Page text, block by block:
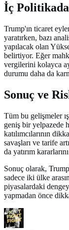
İç
Trump'ın ticaret
yaratırken, bazı
yapılacak olan
belirtiyor. Eğer
vergilerini kolayca
durumu daha da
Sonuç ve
Tüm bu gelişmeler
geniş bir yelpazede
katılımcılarının
savaşları ve tarife
da yatırım
Sonuç olarak,
sadece iki ülke
piyasalardaki
yapmadan önce